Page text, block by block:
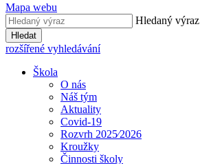
Mapa webu
Hledaný výraz
Hledat
rozšířené vyhledávání
Škola
O nás
Náš tým
Aktuality
Covid-19
Rozvrh 2025⁄2026
Kroužky
Činnosti školy